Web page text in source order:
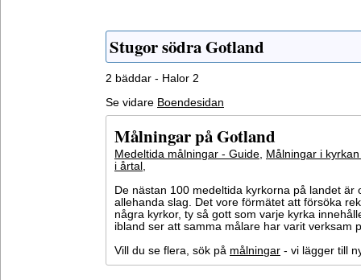
Stugor södra Gotland
2 bäddar - Halor 2
Se vidare Boendesidan
Målningar på Gotland
Medeltida målningar - Guide, Målningar i
i årtal ,
De nästan 100 medeltida kyrkorna på landet är
allehanda slag. Det vore förmätet att försöka
några kyrkor, ty så gott som varje kyrka
ibland ser att samma målare har varit verksam
Vill du se flera, sök på målningar - vi lägger till